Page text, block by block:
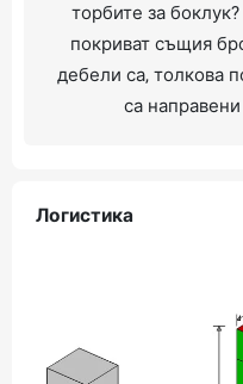
торбите за
покриват същия
дебели са, толкова
са
Логистика